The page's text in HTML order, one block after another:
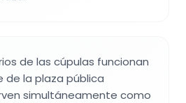
de las cúpulas funcionan
de la plaza pública
simultáneamente como